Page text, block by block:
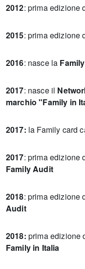
2012: prima edizione
2015: prima edizione
2016: nasce la
2017: nasce il
marchio "Family in
2017: la Family card
2017: prima edizione
Family Audit
2018: prima edizione
Audit
2018: prima edizione
Family in Italia